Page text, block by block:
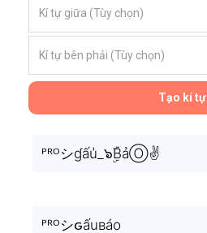
Tạo kí tự
ᴾᴿᴼシɠấu̾_๖ۣۜBảⓄ✌
ᴾᴿᴼシԍấuʙáo